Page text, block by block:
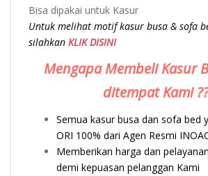
Bisa dipakai untuk Kasur
Untuk melihat motif kasur busa & sofa
silahkan KLIK DISINI
Mengapa Membeli Kasur
ditempat Kami
Semua kasur busa dan sofa bed
ORI 100% dari Agen Resmi
Memberikan harga dan
demi kepuasan pelanggan Kami